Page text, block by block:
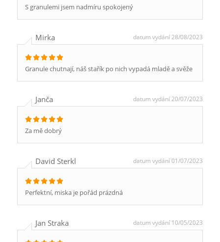
S granulemi jsem nadmíru spokojený
Mirka datum vydání 28/08/2023
Granule chutnají, náš stařík po nich vypadá mladě a svěže
Janča datum vydání 20/07/2023
Za mě dobrý
David Sterkl datum vydání 01/07/2023
Perfektní, miska je pořád prázdná
Jan Straka datum vydání 10/05/2023